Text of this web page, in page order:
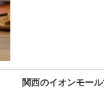
関西のイオンモール